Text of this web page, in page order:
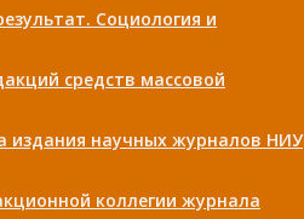
Социология и
средств массовой
издания научных журналов НИУ
коллегии журнала